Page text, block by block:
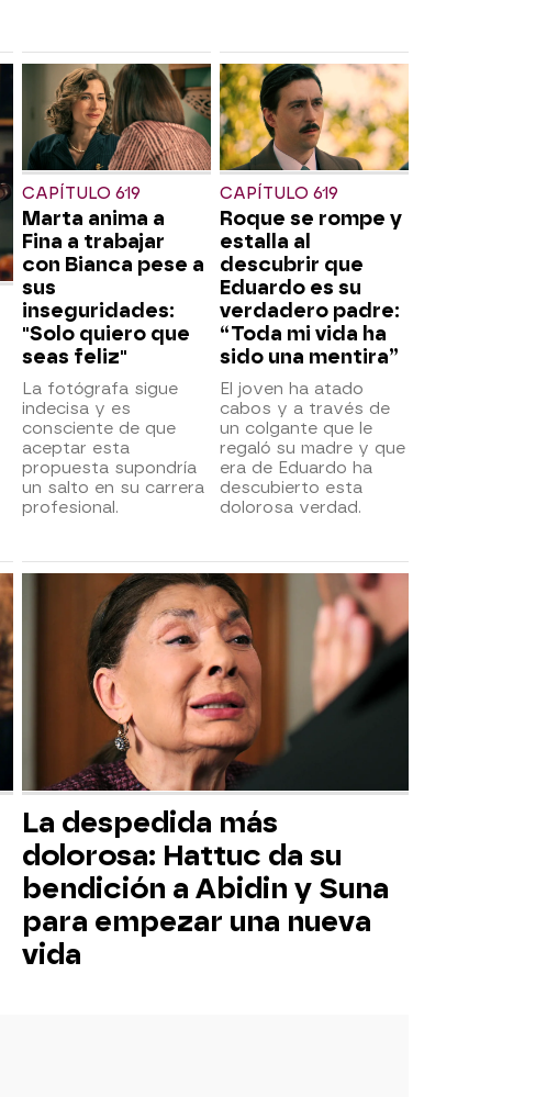
CAPÍTULO 619
Marta anima a
Fina a trabajar
con Bianca pese a
sus
inseguridades:
"Solo quiero que
seas feliz"
La fotógrafa sigue
indecisa y es
consciente de que
aceptar esta
propuesta supondría
un salto en su carrera
profesional.
CAPÍTULO 619
Roque se rompe y
estalla al
descubrir que
Eduardo es su
verdadero padre:
“Toda mi vida ha
sido una mentira”
El joven ha atado
cabos y a través de
un colgante que le
regaló su madre y que
era de Eduardo ha
descubierto esta
dolorosa verdad.
La despedida más
dolorosa: Hattuc da su
bendición a Abidin y Suna
para empezar una nueva
vida